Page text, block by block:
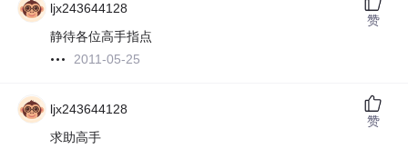
ljx243644128
静待各位高手指点
2011-05-25
赞
ljx243644128
求助高手
赞